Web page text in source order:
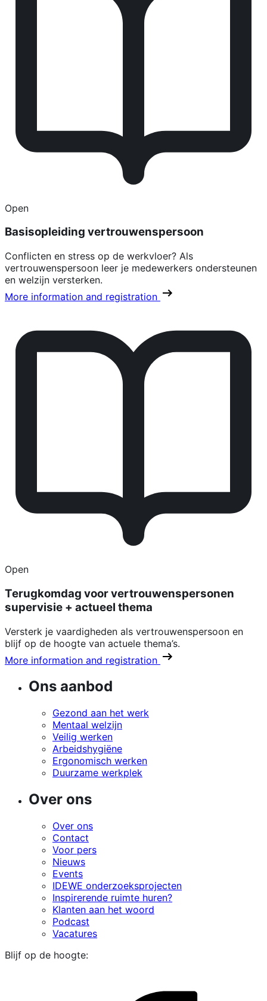
Open
Basisopleiding vertrouwenspersoon
Conflicten en stress op de werkvloer? Als
vertrouwenspersoon leer je medewerkers ondersteunen
en welzijn versterken.
More information and registration
Open
Terugkomdag voor vertrouwenspersonen
supervisie + actueel thema
Versterk je vaardigheden als vertrouwenspersoon en
blijf op de hoogte van actuele thema’s.
More information and registration
Ons aanbod
Gezond aan het werk
Mentaal welzijn
Veilig werken
Arbeidshygiëne
Ergonomisch werken
Duurzame werkplek
Over ons
Over ons
Contact
Voor pers
Nieuws
Events
IDEWE onderzoeksprojecten
Inspirerende ruimte huren?
Klanten aan het woord
Podcast
Vacatures
Blijf op de hoogte: